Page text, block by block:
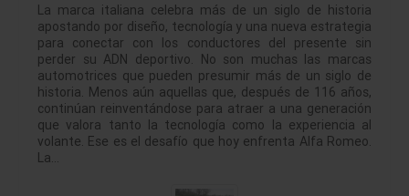
La marca italiana celebra más de un siglo de historia
apostando por diseño, tecnología y una nueva estrategia
para conectar con los conductores del presente sin
perder su ADN deportivo. No son muchas las marcas
automotrices que pueden presumir más de un siglo de
historia. Menos aún aquellas que, después de 116 años,
continúan reinventándose para atraer a una generación
que valora tanto la tecnología como la experiencia al
volante. Ese es el desafío que hoy enfrenta Alfa Romeo.
La…